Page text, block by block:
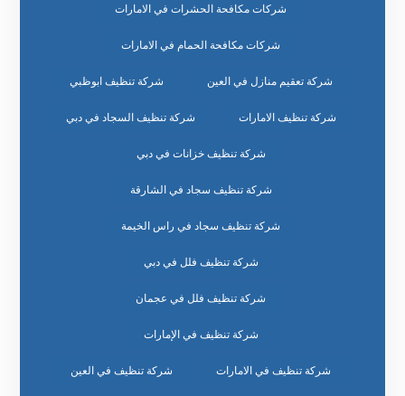
شركات مكافحة الحشرات في الامارات
شركات مكافحة الحمام في الامارات
شركة تعقيم منازل في العين شركة تنظيف ابوظبي
شركة تنظيف الامارات شركة تنظيف السجاد في دبي
شركة تنظيف خزانات في دبي
شركة تنظيف سجاد في الشارقة
شركة تنظيف سجاد في راس الخيمة
شركة تنظيف فلل في دبي
شركة تنظيف فلل في عجمان
شركة تنظيف في الإمارات
شركة تنظيف في الامارات شركة تنظيف في العين